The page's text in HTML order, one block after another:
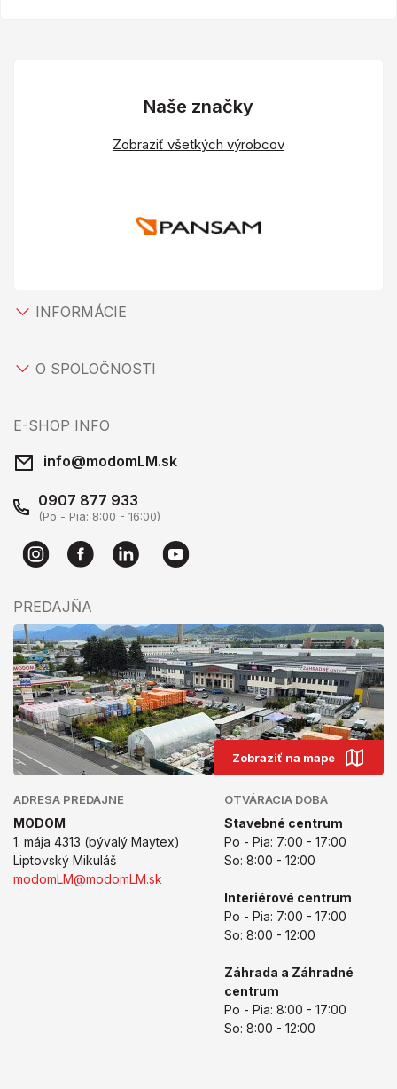
Naše značky
Zobraziť všetkých výrobcov
INFORMÁCIE
O SPOLOČNOSTI
E-SHOP INFO
info@modomLM.sk
0907 877 933
(Po - Pia: 8:00 - 16:00)
PREDAJŇA
Zobraziť na mape
ADRESA PREDAJNE
MODOM
1. mája 4313 (bývalý Maytex)
Liptovský Mikuláš
modomLM@modomLM.sk
OTVÁRACIA DOBA
Stavebné centrum
Po - Pia: 7:00 - 17:00
So: 8:00 - 12:00
Interiérové centrum
Po - Pia: 7:00 - 17:00
So: 8:00 - 12:00
Záhrada a Záhradné
centrum
Po - Pia: 8:00 - 17:00
So: 8:00 - 12:00